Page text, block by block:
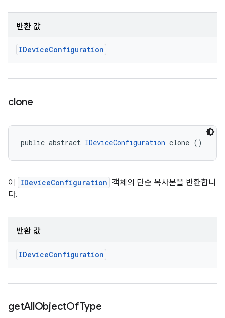
반환 값
IDeviceConfiguration
clone
public abstract IDeviceConfiguration clone ()
이 IDeviceConfiguration 객체의 단순 복사본을 반환합니
다.
반환 값
IDeviceConfiguration
getAllObjectOfType